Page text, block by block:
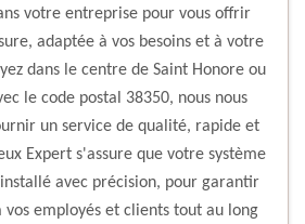
votre entreprise pour vous offrir
adaptée à vos besoins et à votre
dans le centre de Saint Honore ou
le code postal 38350, nous nous
un service de qualité, rapide et
Expert s'assure que votre système
avec précision, pour garantir
employés et clients tout au long